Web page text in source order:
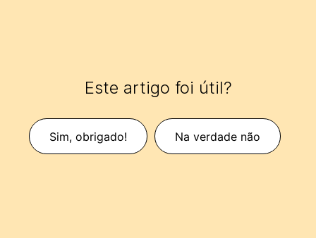
Este artigo foi útil?
Sim, obrigado! Na verdade não